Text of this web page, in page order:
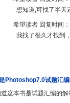
想知道,可找了半天
希望读者 回复时间
我找了很久才找到
Photoshop7.0试题汇
这本书是试题汇编的